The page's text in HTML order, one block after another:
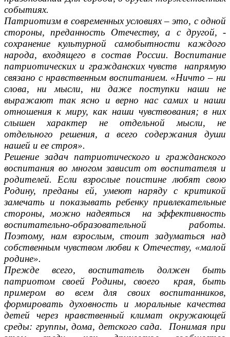
событиях.
Патриотизм в современных условиях – это, с одной
стороны, преданность Отечеству, а с другой, -
сохранение культурной самобытности каждого
народа, входящего в состав России. Воспитание
патриотических и гражданских чувств напрямую
связано с нравственным воспитанием. «Ничто – ни
слова, ни мысли, ни даже поступки наши не
выражают так ясно и верно нас самих и наши
отношения к миру, как наши чувствования; в них
слышен характер не отдельной мысли, не
отдельного решения, а всего содержания души
нашей и ее строя».
Решение задач патриотического и гражданского
воспитания во многом зависит от воспитателя и
родителей. Если взрослые поистине любят свою
Родину, преданы ей, умеют наряду с критикой
замечать и показывать ребенку привлекательные
стороны, можно надеяться на эффективность
воспитательно-образовательной работы.
Поэтому, нам взрослым, стоит задуматься над
собственным чувством любви к Отечеству, «малой
родине».
Прежде всего, воспитатель должен быть
патриотом своей Родины, своего края, быть
примером во всем для своих воспитанников,
формировать духовность и моральные качества
детей через нравственный климат окружающей
среды: группы, дома, детского сада. Понимая при